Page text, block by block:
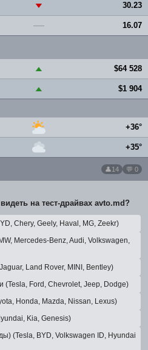
▼ 30.23
— 16.07
▲ $64 528
▲ $1 904
+36°
+35°
14 💬 0
на тест-драйвах avto.md?
Chery, Geely, Haval, MG, Zeekr)
Mercedes-Benz, Audi, Volkswagen,
Land Rover, MINI, Bentley)
(Tesla, Ford, Chevrolet, Jeep, Dodge)
Honda, Mazda, Nissan, Lexus)
Kia, Genesis)
(Tesla, BYD, Volkswagen ID, Hyundai